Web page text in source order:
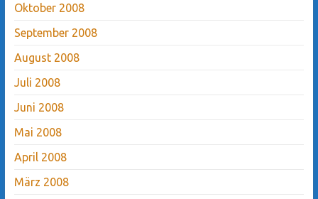
Oktober 2008
September 2008
August 2008
Juli 2008
Juni 2008
Mai 2008
April 2008
März 2008